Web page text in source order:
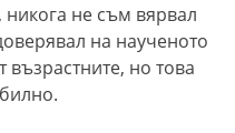
не съм вярвал
на наученото
но това